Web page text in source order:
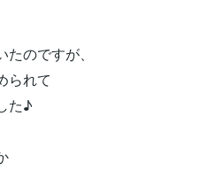
のですが、
られて
た♪